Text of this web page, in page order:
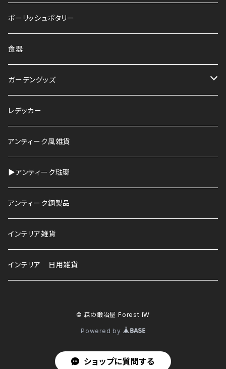
ポーリッシュポタリー
食器
ガーデングッズ
鉢
HAWS
レデッカー
アンティーク風雑貨
▶︎アンティーク琺瑯
アンティーク銅製品
インテリア雑貨
インテリア 日用雑貨
© 森の鍛冶屋 Forest IW
Powered by
ショップに質問する